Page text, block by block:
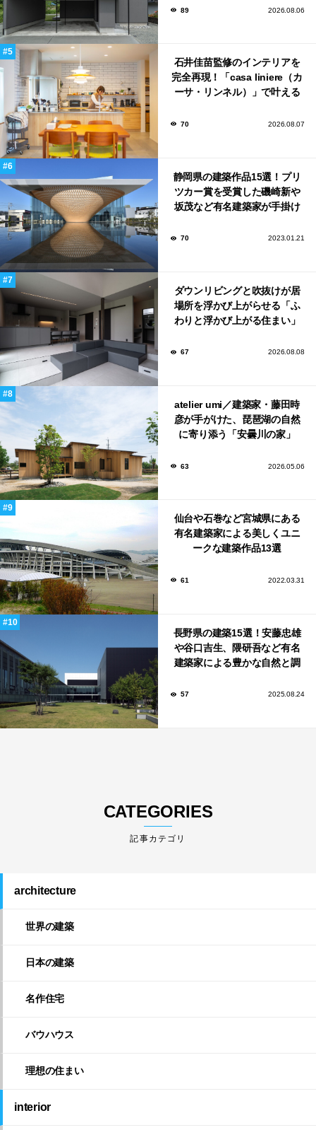
89 2026.08.06
石井佳苗監修のインテリアを
完全再現！「casa liniere（カ
ーサ・リンネル）」で叶える
70 2026.08.07
静岡県の建築作品15選！プリ
ツカー賞を受賞した磯崎新や
坂茂など有名建築家が手掛け
70 2023.01.21
ダウンリビングと吹抜けが居
場所を浮かび上がらせる「ふ
わりと浮かび上がる住まい」
67 2026.08.08
atelier umi／建築家・藤田時
彦が手がけた、琵琶湖の自然
に寄り添う「安曇川の家」
63 2026.05.06
仙台や石巻など宮城県にある
有名建築家による美しくユニ
ークな建築作品13選
61 2022.03.31
長野県の建築15選！安藤忠雄
や谷口吉生、隈研吾など有名
建築家による豊かな自然と調
57 2025.08.24
CATEGORIES
architecture
世界の建築
日本の建築
名作住宅
バウハウス
理想の住まい
interior